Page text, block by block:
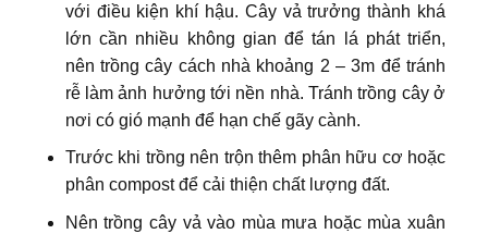
với điều kiện khí hậu. Cây vả trưởng thành khá
lớn cần nhiều không gian để tán lá phát triển,
nên trồng cây cách nhà khoảng 2 – 3m để tránh
rễ làm ảnh hưởng tới nền nhà. Tránh trồng cây ở
nơi có gió mạnh để hạn chế gãy cành.
Trước khi trồng nên trộn thêm phân hữu cơ hoặc
phân compost để cải thiện chất lượng đất.
Nên trồng cây vả vào mùa mưa hoặc mùa xuân